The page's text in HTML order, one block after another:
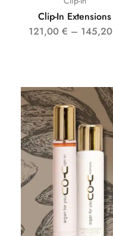
Clip-In Extensions
121,00 € – 145,20